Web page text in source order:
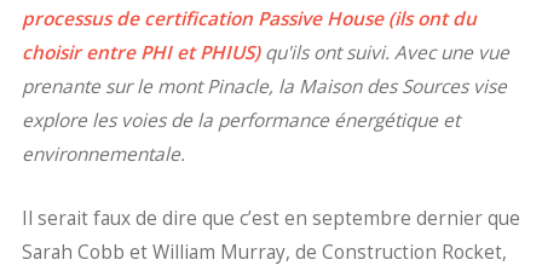
processus de certification Passive House (ils ont du
choisir entre PHI et PHIUS)qu'ils ont suivi. Avec une vue
prenante sur le mont Pinacle, la Maison des Sources vise
explore les voies de la performance énergétique et
environnementale.
Il serait faux de dire que c’est en septembre dernier que
Sarah Cobb et William Murray, de Construction Rocket,